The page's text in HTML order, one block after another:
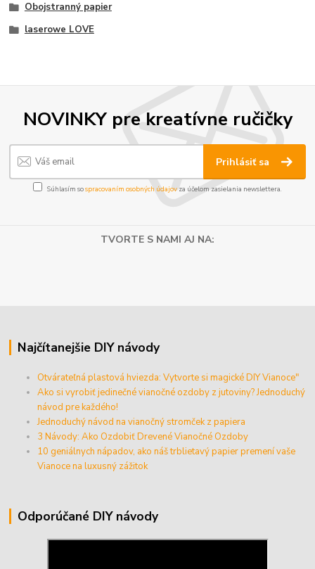
Obojstranný papier
laserowe LOVE
NOVINKY pre kreatívne ručičky
Prihlásiť sa
Súhlasím sospracovaním osobných údajov za účelom zasielania newslettera.
TVORTE S NAMI AJ NA:
Najčítanejšie DIY návody
Otvárateľná plastová hviezda: Vytvorte si magické DIY Vianoce"
Ako si vyrobiť jedinečné vianočné ozdoby z jutoviny? Jednoduchý
návod pre každého!
Jednoduchý návod na vianočný stromček z papiera
3 Návody: Ako Ozdobiť Drevené Vianočné Ozdoby
10 geniálnych nápadov, ako náš trblietavý papier premení vaše
Vianoce na luxusný zážitok
Odporúčané DIY návody